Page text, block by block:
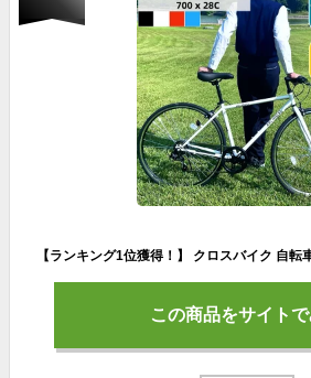
この商品をサイト